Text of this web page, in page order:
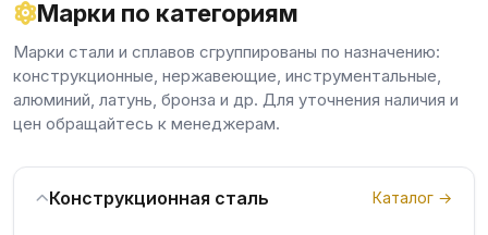
Марки по категориям
Марки стали и сплавов сгруппированы по назначению:
конструкционные, нержавеющие, инструментальные,
алюминий, латунь, бронза и др. Для уточнения наличия и
цен обращайтесь к менеджерам.
Конструкционная сталь Каталог →